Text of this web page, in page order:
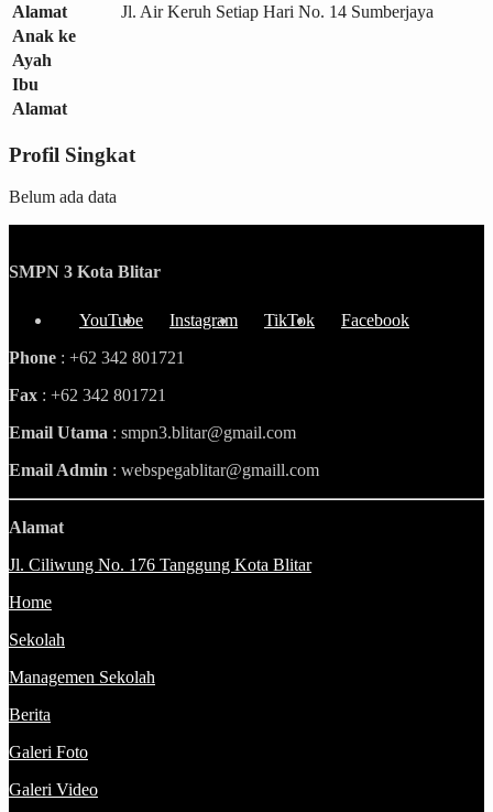
Alamat
Jl. Air Keruh Setiap Hari No. 14 Sumberjaya
Anak ke
Ayah
Ibu
Alamat
Profil Singkat
Belum ada data
SMPN 3 Kota Blitar
YouTube Instagram TikTok
Facebook
Phone : +62 342 801721
Fax : +62 342 801721
Email Utama : smpn3.blitar@gmail.com
Email Admin : webspegablitar@gmaill.com
Alamat
Jl. Ciliwung No. 176 Tanggung Kota Blitar
Home
Sekolah
Managemen Sekolah
Berita
Galeri Foto
Galeri Video